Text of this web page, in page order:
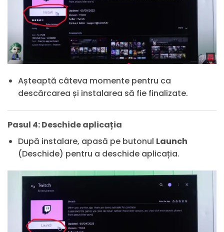
Așteaptă câteva momente pentru ca
descărcarea și instalarea să fie finalizate.
Pasul 4: Deschide aplicația
După instalare, apasă pe butonul Launch
(Deschide) pentru a deschide aplicația.